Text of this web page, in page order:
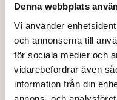
Denna webbplats
Vi använder
och annonserna till
för sociala medier och
vidarebefordrar även
information från din
annons- och
VAPITI BORSTAD